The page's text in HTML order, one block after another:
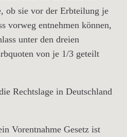
ob sie vor der Erbteilung je
vorweg entnehmen können,
unter den dreien
von je 1/3 geteilt
Rechtslage in Deutschland
Vorentnahme Gesetz ist